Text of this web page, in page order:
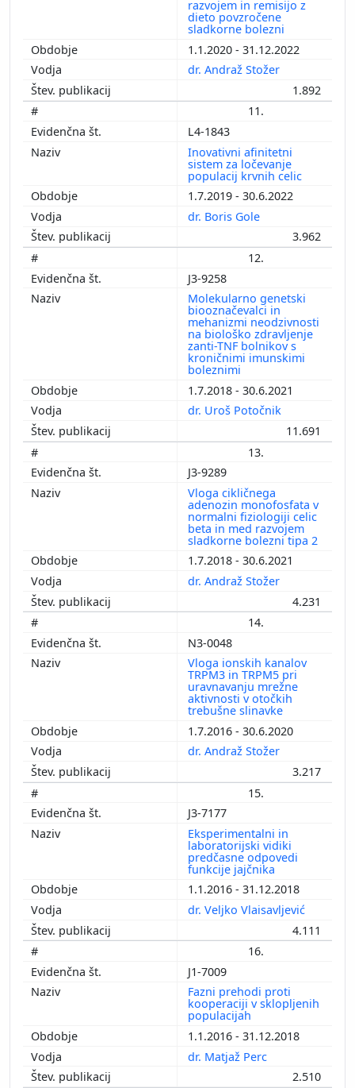
razvojem in remisijo z
dieto povzročene
sladkorne bolezni
1.1.2020 - 31.12.2022
dr. Andraž Stožer
1.892
11.
L4-1843
Inovativni afinitetni
sistem za ločevanje
populacij krvnih celic
1.7.2019 - 30.6.2022
dr. Boris Gole
3.962
12.
J3-9258
Molekularno genetski
biooznačevalci in
mehanizmi neodzivnosti
na biološko zdravljenje
zanti-TNF bolnikov s
kroničnimi imunskimi
boleznimi
1.7.2018 - 30.6.2021
dr. Uroš Potočnik
11.691
13.
J3-9289
Vloga cikličnega
adenozin monofosfata v
normalni fiziologiji celic
beta in med razvojem
sladkorne bolezni tipa 2
1.7.2018 - 30.6.2021
dr. Andraž Stožer
4.231
14.
N3-0048
Vloga ionskih kanalov
TRPM3 in TRPM5 pri
uravnavanju mrežne
aktivnosti v otočkih
trebušne slinavke
1.7.2016 - 30.6.2020
dr. Andraž Stožer
3.217
15.
J3-7177
Eksperimentalni in
laboratorijski vidiki
predčasne odpovedi
funkcije jajčnika
1.1.2016 - 31.12.2018
dr. Veljko Vlaisavljević
4.111
16.
J1-7009
Fazni prehodi proti
kooperaciji v sklopljenih
populacijah
1.1.2016 - 31.12.2018
dr. Matjaž Perc
2.510